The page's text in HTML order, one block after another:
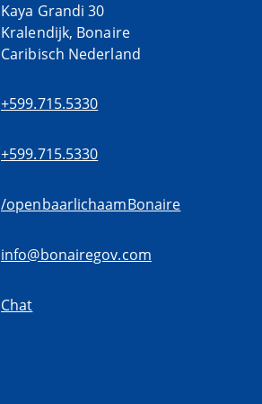
Kaya Grandi 30
Kralendijk, Bonaire
Caribisch Nederland
+599.715.5330
+599.715.5330
/openbaarlichaamBonaire
info@bonairegov.com
Chat